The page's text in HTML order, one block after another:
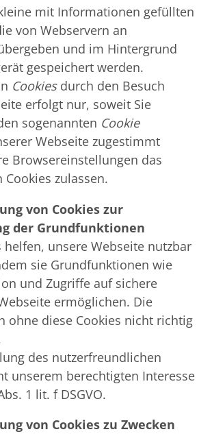
mit Informationen gefüllten
von Webservern an
und im Hintergrund
gespeichert werden.
Cookiesdurch den Besuch
erfolgt nur, soweit Sie
sogenannten Cookie
Webseite zugestimmt
Browsereinstellungen das
Cookies zulassen.
von Cookies zur
der Grundfunktionen
helfen, unsere Webseite nutzbar
sie Grundfunktionen wie
und Zugriffe auf sichere
ermöglichen. Die
ohne diese Cookies nicht richtig
des nutzerfreundlichen
unserem berechtigten Interesse
1 lit. f DSGVO.
von Cookies zu Zwecken